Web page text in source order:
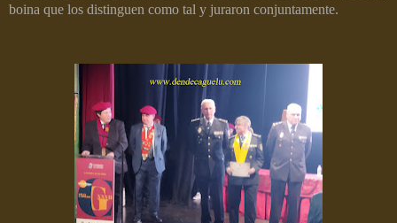
boina que los distinguen como tal y juraron conjuntamente.